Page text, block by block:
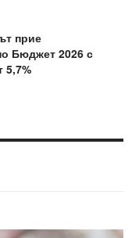
прие
Бюджет 2026 с
5,7%